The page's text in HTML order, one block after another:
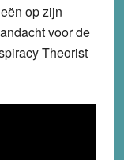
op zijn
voor de
Theorist